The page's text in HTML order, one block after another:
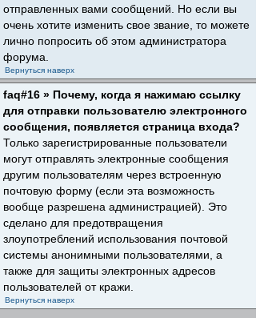
отправленных вами сообщений. Но если вы
очень хотите изменить свое звание, то можете
лично попросить об этом администратора
форума.
Вернуться наверх
faq#16 » Почему, когда я нажимаю ссылку
для отправки пользователю электронного
сообщения, появляется страница входа?
Только зарегистрированные пользователи
могут отправлять электронные сообщения
другим пользователям через встроенную
почтовую форму (если эта возможность
вообще разрешена администрацией). Это
сделано для предотвращения
злоупотреблений использования почтовой
системы анонимными пользователями, а
также для защиты электронных адресов
пользователей от кражи.
Вернуться наверх